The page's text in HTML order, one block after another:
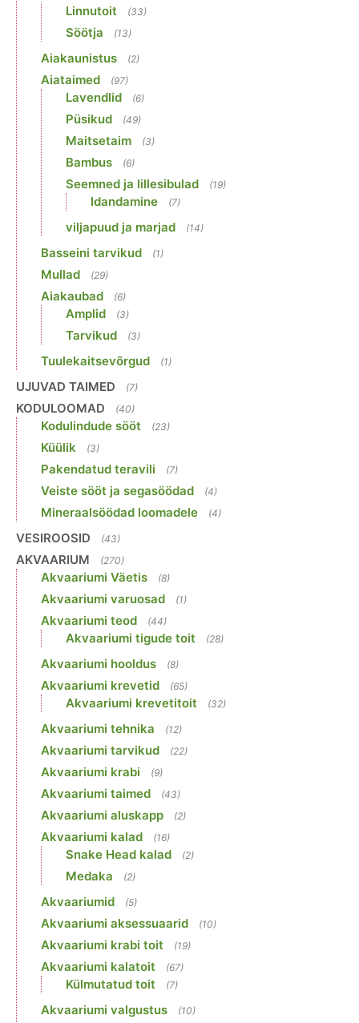
Linnutoit (33)
Söötja (13)
Aiakaunistus (2)
Aiataimed (97)
Lavendlid (6)
Püsikud (49)
Maitsetaim (3)
Bambus (6)
Seemned ja lillesibulad (19)
Idandamine (7)
viljapuud ja marjad (14)
Basseini tarvikud (1)
Mullad (29)
Aiakaubad (6)
Amplid (3)
Tarvikud (3)
Tuulekaitsevõrgud (1)
UJUVAD TAIMED (7)
KODULOOMAD (40)
Kodulindude sööt (23)
Küülik (3)
Pakendatud teravili (7)
Veiste sööt ja segasöödad (4)
Mineraalsöödad loomadele (4)
VESIROOSID (43)
AKVAARIUM (270)
Akvaariumi Väetis (8)
Akvaariumi varuosad (1)
Akvaariumi teod (44)
Akvaariumi tigude toit (28)
Akvaariumi hooldus (8)
Akvaariumi krevetid (65)
Akvaariumi krevetitoit (32)
Akvaariumi tehnika (12)
Akvaariumi tarvikud (22)
Akvaariumi krabi (9)
Akvaariumi taimed (43)
Akvaariumi aluskapp (2)
Akvaariumi kalad (16)
Snake Head kalad (2)
Medaka (2)
Akvaariumid (5)
Akvaariumi aksessuaarid (10)
Akvaariumi krabi toit (19)
Akvaariumi kalatoit (67)
Külmutatud toit (7)
Akvaariumi valgustus (10)